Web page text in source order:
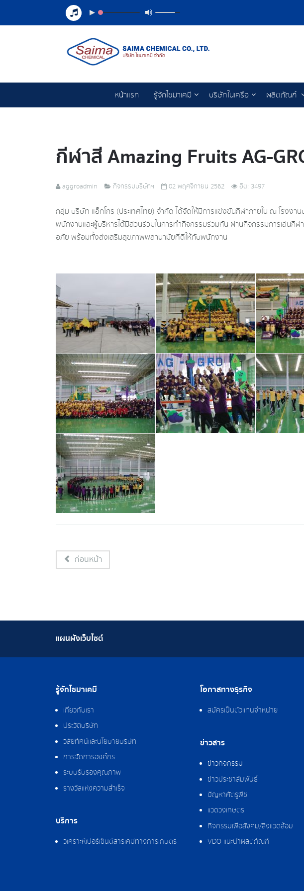
หน้าแรก รู้จักไซมาเคมี บริษัทในเครือ ผลิตภัณฑ์
กีฬาสี Amazing Fruits AG-
aggroadmin กิจกรรมบริษัทฯ 02 พฤศจิกายน 2562 ฮิต: 3497
กลุ่ม บริษัท แอ็กโกร (ประเทศไทย) จำกัด ได้จัดให้มีการแข่งขันกีฬาภายใน ณ โรง
พนักงานและผู้บริหารได้มีส่วนร่วมในการทำกิจกรรมร่วมกัน ผ่านกิจกรรมการเล่น
อภัย พร้อมทั้งส่งเสริมสุขภาพพลานามัยที่ดีให้กับพนักงาน
ก่อนหน้า
แผนผังเว็บไซต์
รู้จักไซมาเคมี
เกี่ยวกับเรา
ประวัติบริษัท
วิสัยทัศน์และนโยบายบริษัท
การจัดการองค์กร
ระบบรับรองคุณภาพ
รางวัลแห่งความสำเร็จ
บริการ
วิเคราะห์เปอร์เซ็นต์สารเคมีทางการเกษตร
โอกาสทางธุรกิจ
สมัครเป็นตัวแทนจำหน่าย
ข่าวสาร
ข่าวกิจกรรม
ข่าวประชาสัมพันธ์
ปัญหาศัตรูพืช
แวดวงเกษตร
กิจกรรมเพื่อสังคม/สิ่งแวดล้อม
VDO แนะนำผลิตภัณฑ์